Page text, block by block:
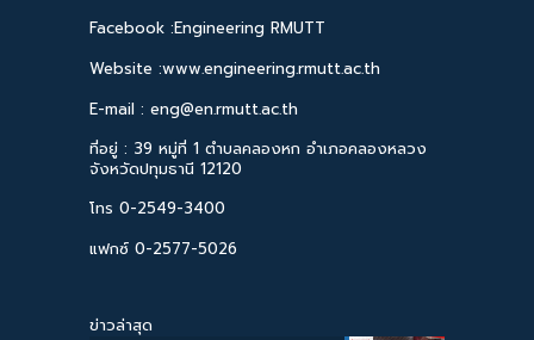
Facebook :Engineering RMUTT
Website :www.engineering.rmutt.ac.th
E-mail : eng@en.rmutt.ac.th
ที่อยู่ : 39 หมู่ที่ 1 ตำบลคลองหก อำเภอคลองหลวง
จังหวัดปทุมธานี 12120
โทร 0-2549-3400
แฟกซ์ 0-2577-5026
ข่าวล่าสุด